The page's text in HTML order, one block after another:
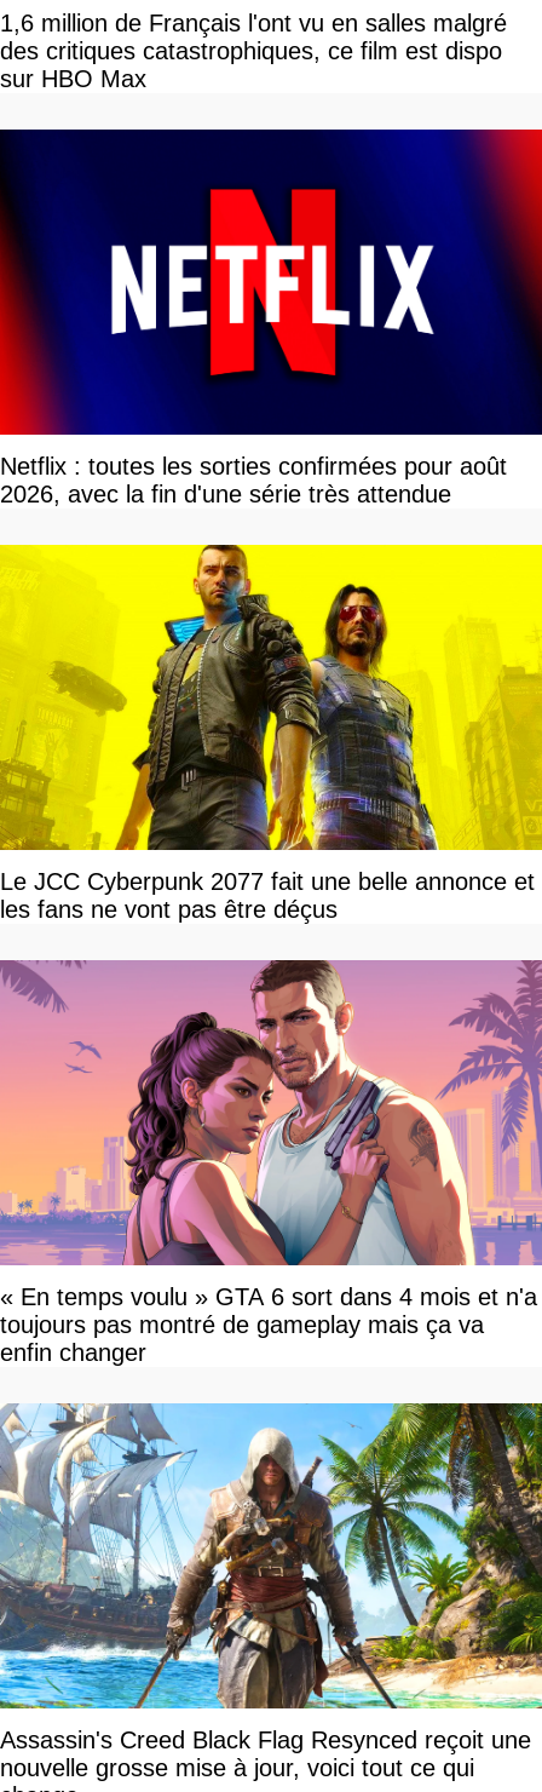
1,6 million de Français l'ont vu en salles malgré
des critiques catastrophiques, ce film est dispo
sur HBO Max
Netflix : toutes les sorties confirmées pour août
2026, avec la fin d'une série très attendue
Le JCC Cyberpunk 2077 fait une belle annonce et
les fans ne vont pas être déçus
« En temps voulu » GTA 6 sort dans 4 mois et n'a
toujours pas montré de gameplay mais ça va
enfin changer
Assassin's Creed Black Flag Resynced reçoit une
nouvelle grosse mise à jour, voici tout ce qui